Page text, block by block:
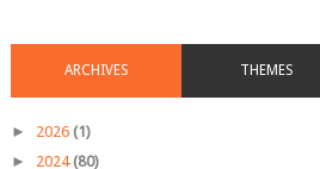
ARCHIVES THEMES
► 2026 (1)
► 2024 (80)